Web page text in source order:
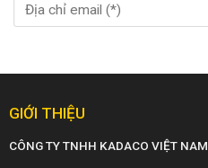
GIỚI THIỆU
CÔNG TY TNHH KADACO VIỆT NAM